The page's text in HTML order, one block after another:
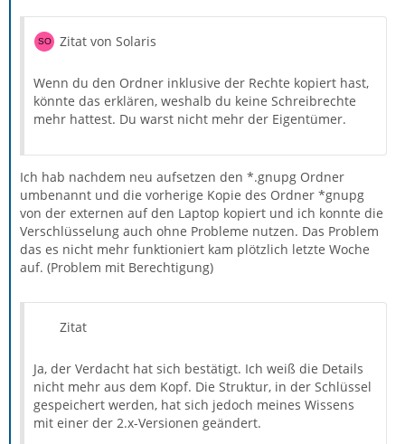
Zitat von Solaris
Wenn du den Ordner inklusive der Rechte kopiert hast,
könnte das erklären, weshalb du keine Schreibrechte
mehr hattest. Du warst nicht mehr der Eigentümer.
Ich hab nachdem neu aufsetzen den *.gnupg Ordner
umbenannt und die vorherige Kopie des Ordner *gnupg
von der externen auf den Laptop kopiert und ich konnte die
Verschlüsselung auch ohne Probleme nutzen. Das Problem
das es nicht mehr funktioniert kam plötzlich letzte Woche
auf. (Problem mit Berechtigung)
Zitat
Ja, der Verdacht hat sich bestätigt. Ich weiß die Details
nicht mehr aus dem Kopf. Die Struktur, in der Schlüssel
gespeichert werden, hat sich jedoch meines Wissens
mit einer der 2.x-Versionen geändert.